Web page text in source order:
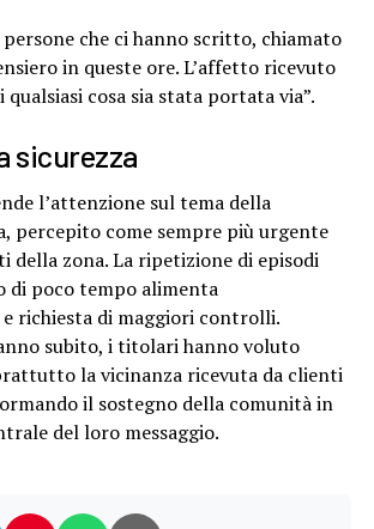
che ci hanno scritto, chiamato
in queste ore. L’affetto ricevuto
cosa sia stata portata via”.
sicurezza
l’attenzione sul tema della
percepito come sempre più urgente
della zona. La ripetizione di episodi
di poco tempo alimenta
richiesta di maggiori controlli.
subito, i titolari hanno voluto
la vicinanza ricevuta da clienti
il sostegno della comunità in
del loro messaggio.